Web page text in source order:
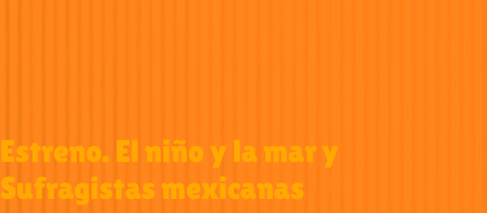
Estreno. El niño y la mar y
Sufragistas mexicanas